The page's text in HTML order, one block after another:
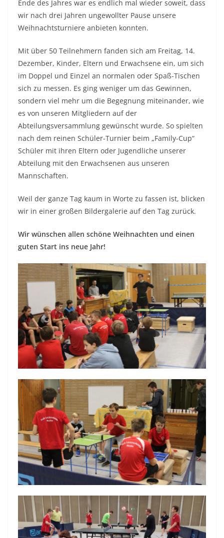
Ende des Jahres war es endlich mal wieder soweit, dass
wir nach drei Jahren ungewollter Pause unsere
Weihnachtsturniere anbieten konnten.
Mit über 50 Teilnehmern fanden sich am Freitag, 14.
Dezember, Kinder, Eltern und Erwachsene ein, um sich
im Doppel und Einzel an normalen oder Spaß-Tischen
sich zu messen. Es ging weniger um das Gewinnen,
sondern viel mehr um die Begegnung miteinander, wie
es von unseren Mitgliedern auf der
Abteilungsversammlung gewünscht wurde. So spielten
nach dem reinen Schüler-Turnier beim „Family-Cup“
Schüler mit ihren Eltern oder Jugendliche unserer
Abteilung mit den Erwachsenen aus unseren
Mannschaften.
Weil der ganze Tag kaum in Worte zu fassen ist, blicken
wir in einer großen Bildergalerie auf den Tag zurück.
Wir wünschen allen schöne Weihnachten und einen
guten Start ins neue Jahr!